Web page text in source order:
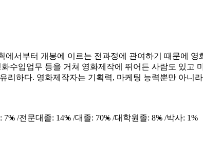
에서부터 개봉에 이르는 전과정에 관여하기 때문에
수입업무 등을 거쳐 영화제작에 뛰어든 사람도 있고
리하다. 영화제작자는 기획력, 마케팅 능력뿐만 아니
7% 전문대졸: 14% 대졸: 70% 대학원졸: 8% 박사: 1%